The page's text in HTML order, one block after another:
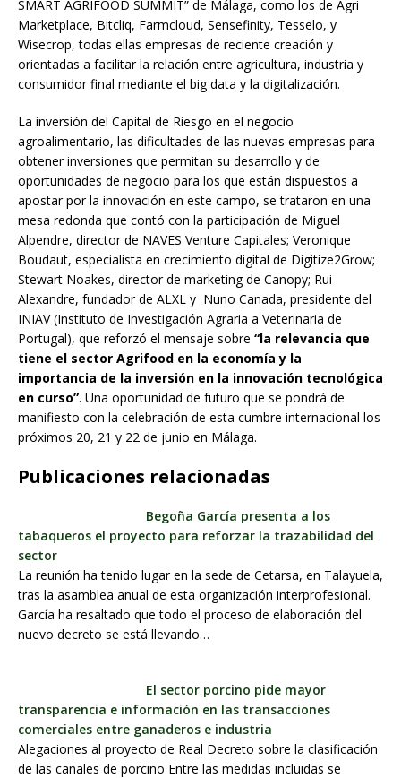
SMART AGRIFOOD SUMMIT” de Málaga, como los de Agri
Marketplace, Bitcliq, Farmcloud, Sensefinity, Tesselo, y
Wisecrop, todas ellas empresas de reciente creación y
orientadas a facilitar la relación entre agricultura, industria y
consumidor final mediante el big data y la digitalización.
La inversión del Capital de Riesgo en el negocio
agroalimentario, las dificultades de las nuevas empresas para
obtener inversiones que permitan su desarrollo y de
oportunidades de negocio para los que están dispuestos a
apostar por la innovación en este campo, se trataron en una
mesa redonda que contó con la participación de Miguel
Alpendre, director de NAVES Venture Capitales; Veronique
Boudaut, especialista en crecimiento digital de Digitize2Grow;
Stewart Noakes, director de marketing de Canopy; Rui
Alexandre, fundador de ALXL y Nuno Canada, presidente del
INIAV (Instituto de Investigación Agraria a Veterinaria de
Portugal), que reforzó el mensaje sobre “la relevancia que
tiene el sector Agrifood en la economía y la
importancia de la inversión en la innovación tecnológica
en curso”. Una oportunidad de futuro que se pondrá de
manifiesto con la celebración de esta cumbre internacional los
próximos 20, 21 y 22 de junio en Málaga.
Publicaciones relacionadas
Begoña García presenta a los
tabaqueros el proyecto para reforzar la trazabilidad del
sector
La reunión ha tenido lugar en la sede de Cetarsa, en Talayuela,
tras la asamblea anual de esta organización interprofesional.
García ha resaltado que todo el proceso de elaboración del
nuevo decreto se está llevando…
El sector porcino pide mayor
transparencia e información en las transacciones
comerciales entre ganaderos e industria
Alegaciones al proyecto de Real Decreto sobre la clasificación
de las canales de porcino Entre las medidas incluidas se